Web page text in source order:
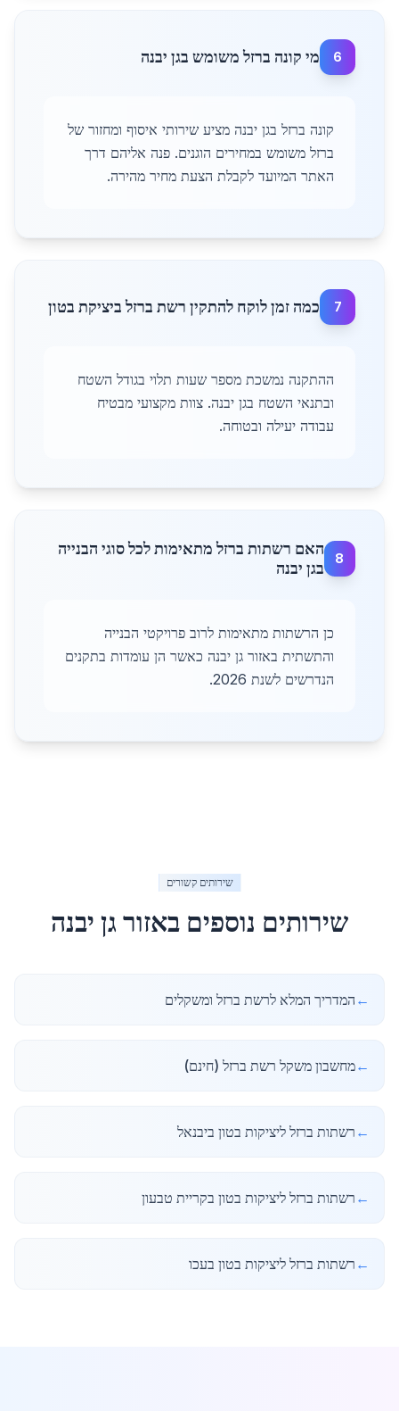
6 מי קונה ברזל משומש בגן יבנה
קונה ברזל בגן יבנה מציע שירותי איסוף ומחזור של
ברזל משומש במחירים הוגנים. פנה אליהם דרך
האתר המיועד לקבלת הצעת מחיר מהירה.
7 כמה זמן לוקח להתקין רשת ברזל ביציקת בטון
ההתקנה נמשכת מספר שעות תלוי בגודל השטח
ובתנאי השטח בגן יבנה. צוות מקצועי מבטיח
עבודה יעילה ובטוחה.
8
האם רשתות ברזל מתאימות לכל סוגי הבנייה
בגן יבנה
כן הרשתות מתאימות לרוב פרויקטי הבנייה
והתשתית באזור גן יבנה כאשר הן עומדות בתקנים
הנדרשים לשנת 2026.
שירותים קשורים
שירותים נוספים באזור גן יבנה
← המדריך המלא לרשת ברזל ומשקלים
←מחשבון משקל רשת ברזל (חינם)
← רשתות ברזל ליציקות בטון ביבנאל
← רשתות ברזל ליציקות בטון בקריית טבעון
← רשתות ברזל ליציקות בטון בעכו